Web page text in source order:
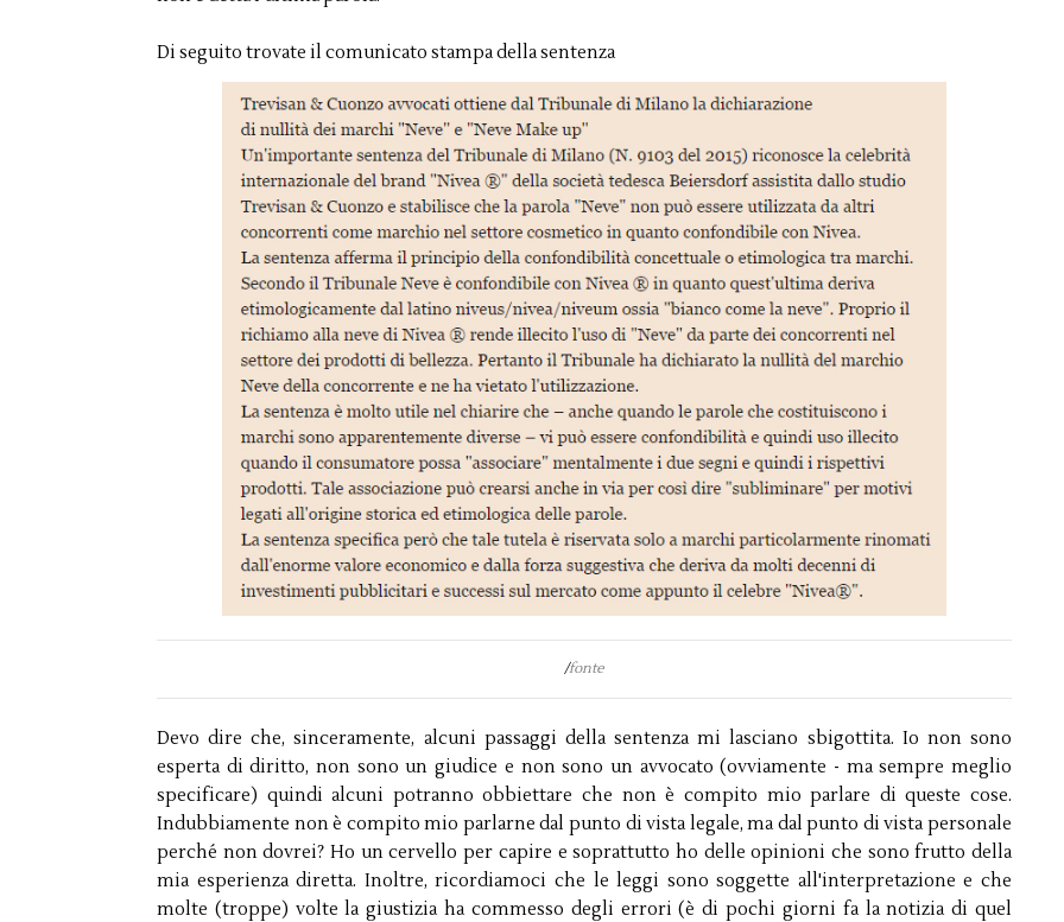
Di seguito trovate il comunicato stampa della sentenza
/fonte
Devo dire che, sinceramente, alcuni passaggi della sentenza mi lasciano sbigottita. Io non sono
esperta di diritto, non sono un giudice e non sono un avvocato (ovviamente - ma sempre meglio
specificare) quindi alcuni potranno obbiettare che non è compito mio parlare di queste cose.
Indubbiamente non è compito mio parlarne dal punto di vista legale, ma dal punto di vista personale
perché non dovrei? Ho un cervello per capire e soprattutto ho delle opinioni che sono frutto della
mia esperienza diretta. Inoltre, ricordiamoci che le leggi sono soggette all'interpretazione e che
molte (troppe) volte la giustizia ha commesso degli errori (è di pochi giorni fa la notizia di quel